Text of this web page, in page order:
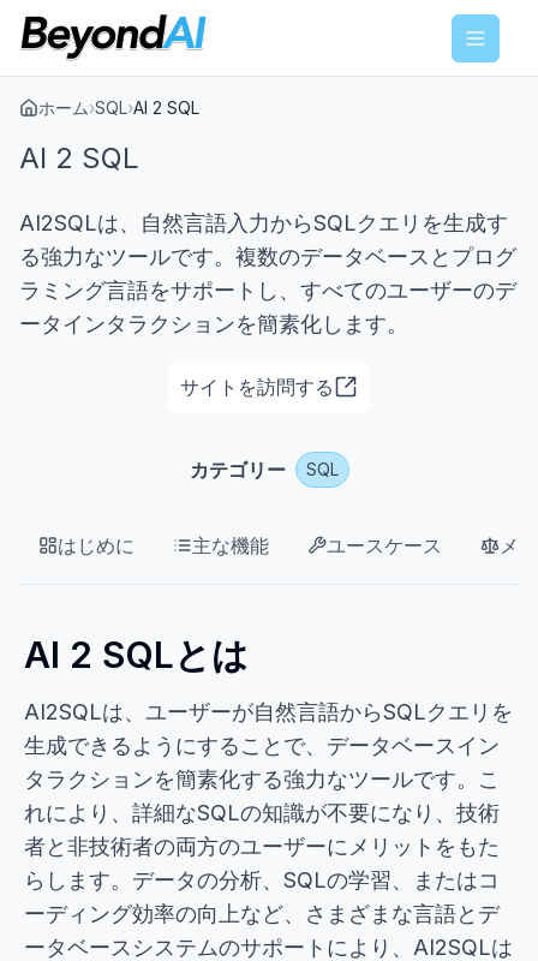
Menu
ホーム›SQL›AI 2 SQL
AI 2 SQL
AI2SQLは、自然言語入力からSQLクエリを生成す
る強力なツールです。複数のデータベースとプログ
ラミング言語をサポートし、すべてのユーザーのデ
ータインタラクションを簡素化します。
サイトを訪問する
カテゴリー SQL
はじめに 主な機能 ユースケース メ
AI 2 SQLとは
AI2SQLは、ユーザーが自然言語からSQLクエリを
生成できるようにすることで、データベースイン
タラクションを簡素化する強力なツールです。こ
れにより、詳細なSQLの知識が不要になり、技術
者と非技術者の両方のユーザーにメリットをもた
らします。データの分析、SQLの学習、またはコ
ーディング効率の向上など、さまざまな言語とデ
ータベースシステムのサポートにより、AI2SQLは